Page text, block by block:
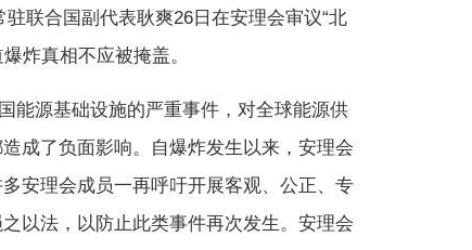
驻联合国副代表耿爽26日在安理会审议“北
炸真相不应被掩盖。
源基础设施的严重事件，对全球能源供
成了负面影响。自爆炸发生以来，安理会
安理会成员一再呼吁开展客观、公正、专
以法，以防止此类事件再次发生。安理会